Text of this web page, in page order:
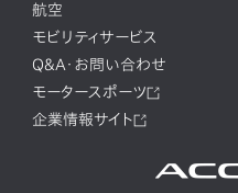
航空
モビリティサービス
Q&A・お問い合わせ
モータースポーツ
企業情報サイト